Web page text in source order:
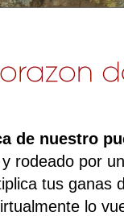
de nuestro
rodeado por
tus ganas
lo